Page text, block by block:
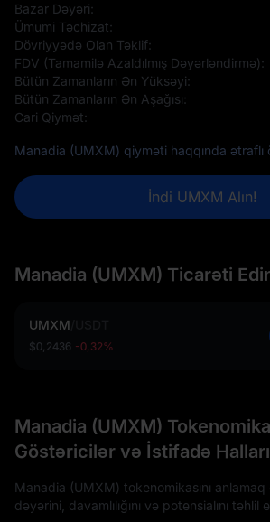
Bazar Dəyəri:
Ümumi Təchizat:
Dövriyyədə Olan Təklif:
FDV (Tamamilə Azaldılmış Dəyərləndirmə):
Bütün Zamanların Ən Yüksəyi:
Bütün Zamanların Ən Aşağısı:
Cari Qiymət:
Manadia (UMXM) qiyməti haqqında ətraflı
İndi UMXM Alın!
Manadia (UMXM) Ticarəti
UMXM
$0,2436 -0,32%
Manadia (UMXM)
Göstəricilər və İstifadə Halları
Manadia (UMXM) tokenomikasını
dəyərini, davamlılığını və potensialını